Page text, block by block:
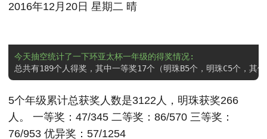
2016年12月20日 星期二 晴
今天抽空统计了一下环亚太杯一年级的得奖情况:
5个年级累计总获奖人数是3122人，明珠获奖266
人。 一等奖：47/345 二等奖：86/570 三等奖：
76/953 优异奖：57/1254